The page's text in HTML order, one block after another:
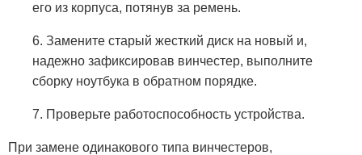
его из корпуса, потянув за ремень.
6. Замените старый жесткий диск на новый и,
надежно зафиксировав винчестер, выполните
сборку ноутбука в обратном порядке.
7. Проверьте работоспособность устройства.
При замене одинакового типа винчестеров,